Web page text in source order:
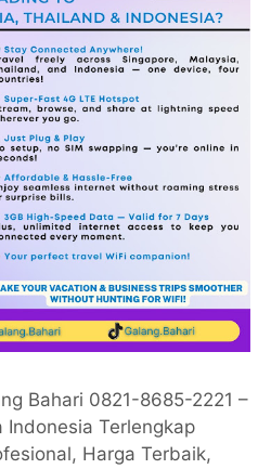
Bahari 0821-8685-2221 –
Indonesia Terlengkap
Harga Terbaik,